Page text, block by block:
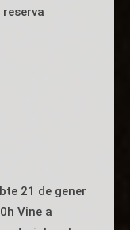
21 de gener
Vine a